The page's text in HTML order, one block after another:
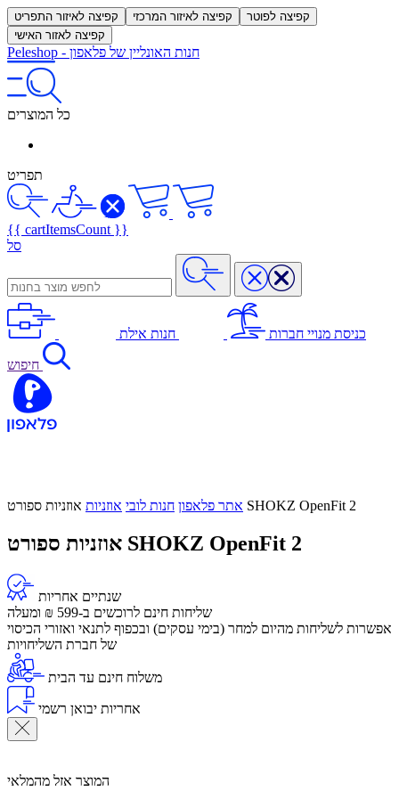
קפיצה לאיזור התפריט קפיצה לאיזור המרכזי
קפיצה לפוטר
קפיצה לאזור האישי
Peleshop - חנות האונליין של פלאפון
כל המוצרים
תפריט
{{ cartItemsCount }}
סל
כניסת מנויי חברות חנות אילת
חיפוש
אתר פלאפון חנות לובי אוזניות אוזניות ספורט SHOKZ OpenFit 2
אוזניות ספורט SHOKZ OpenFit 2
שנתיים אחריות
שליחות חינם לרוכשים ב-599 ₪ ומעלה
אפשרות לשליחות מהיום למחר (בימי עסקים) ובכפוף לתנאי ואזורי הכיסוי
של חברת השליחויות
משלוח חינם עד הבית
אחריות יבואן רשמי
המוצר אזל מהמלאי